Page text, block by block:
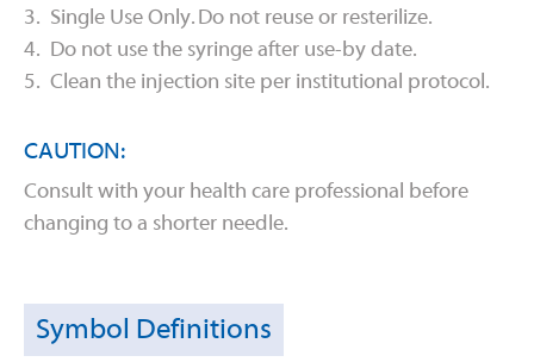
Symbol Definitions
3. Single Use Only. Do not reuse or resterilize.
4. Do not use the syringe after use-by date.
5. Clean the injection site per institutional protocol.
CAUTION:
Consult with your health care professional before
changing to a shorter needle.